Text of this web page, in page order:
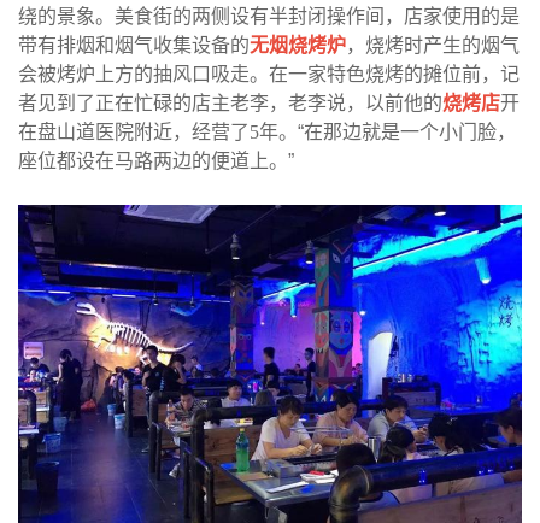
绕的景象。美食街的两侧设有半封闭操作间，店家使用的是
带有排烟和烟气收集设备的无烟烧烤炉，烧烤时产生的烟气
会被烤炉上方的抽风口吸走。在一家特色烧烤的摊位前，记
者见到了正在忙碌的店主老李，老李说，以前他的烧烤店开
在盘山道医院附近，经营了 5年。“在那边就是一个小门脸，
座位都设在马路两边的便道上。”